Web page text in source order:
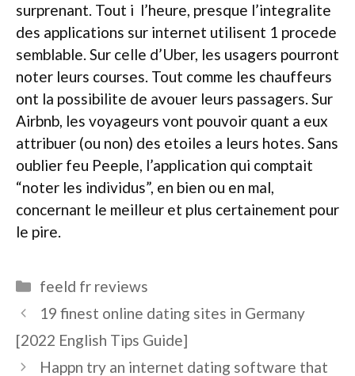
surprenant. Tout i l’heure, presque l’integralite
des applications sur internet utilisent 1 procede
semblable. Sur celle d’Uber, les usagers pourront
noter leurs courses. Tout comme les chauffeurs
ont la possibilite de avouer leurs passagers. Sur
Airbnb, les voyageurs vont pouvoir quant a eux
attribuer (ou non) des etoiles a leurs hotes. Sans
oublier feu Peeple, l’application qui comptait
“noter les individus”, en bien ou en mal,
concernant le meilleur et plus certainement pour
le pire.
Categories
feeld fr reviews
19 finest online dating sites in Germany
[2022 English Tips Guide]
Happn try an internet dating software that